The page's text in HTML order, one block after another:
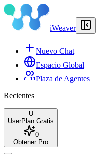
iWeaver
Nuevo Chat
Espacio Global
Plaza de Agentes
Recientes
U
UserPlan Gratis
0
Obtener Pro